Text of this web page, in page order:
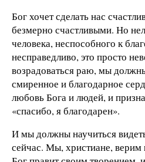
Бог хочет сделать нас
безмерно счастливыми. Но
человека, неспособного к
несправедливо, это просто
возрадоваться раю, мы
смиренное и благодарное
любовь Бога и людей, и
«спасибо, я благодарен».
И мы должны научиться
сейчас. Мы, христиане,